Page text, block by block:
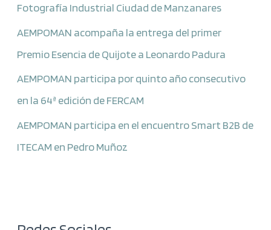
Fotografía Industrial Ciudad de Manzanares
AEMPOMAN acompaña la entrega del primer
Premio Esencia de Quijote a Leonardo Padura
AEMPOMAN participa por quinto año consecutivo
en la 64ª edición de FERCAM
AEMPOMAN participa en el encuentro Smart B2B de
ITECAM en Pedro Muñoz